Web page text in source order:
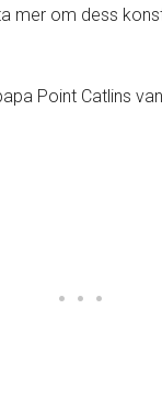
mer om dess